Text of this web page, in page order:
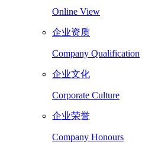
Online View
企业资质
Company Qualification
企业文化
Corporate Culture
企业荣誉
Company Honours